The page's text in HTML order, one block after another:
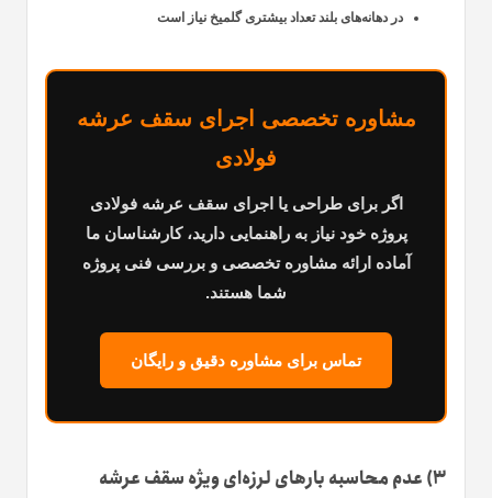
در دهانه‌های بلند تعداد بیشتری گلمیخ نیاز است
مشاوره تخصصی اجرای سقف عرشه
فولادی
اگر برای طراحی یا اجرای سقف عرشه فولادی
پروژه خود نیاز به راهنمایی دارید، کارشناسان ما
آماده ارائه مشاوره تخصصی و بررسی فنی پروژه
شما هستند.
تماس برای مشاوره دقیق و رایگان
۳) عدم محاسبه بارهای لرزه‌ای ویژه سقف عرشه